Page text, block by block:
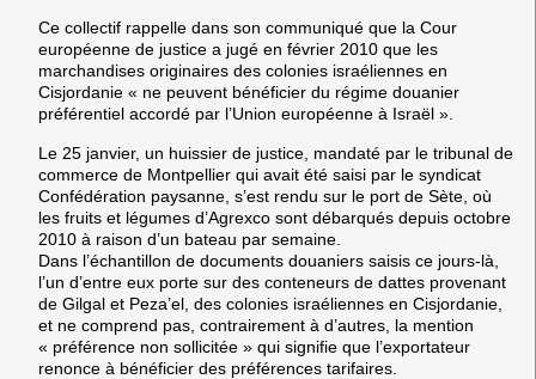
Ce collectif rappelle dans son communiqué que la Cour
européenne de justice a jugé en février 2010 que les
marchandises originaires des colonies israéliennes en
Cisjordanie « ne peuvent bénéficier du régime douanier
préférentiel accordé par l’Union européenne à Israël ».
Le 25 janvier, un huissier de justice, mandaté par le tribunal de
commerce de Montpellier qui avait été saisi par le syndicat
Confédération paysanne, s’est rendu sur le port de Sète, où
les fruits et légumes d’Agrexco sont débarqués depuis octobre
2010 à raison d’un bateau par semaine.
Dans l’échantillon de documents douaniers saisis ce jours-là,
l’un d’entre eux porte sur des conteneurs de dattes provenant
de Gilgal et Peza’el, des colonies israéliennes en Cisjordanie,
et ne comprend pas, contrairement à d’autres, la mention
« préférence non sollicitée » qui signifie que l’exportateur
renonce à bénéficier des préférences tarifaires.